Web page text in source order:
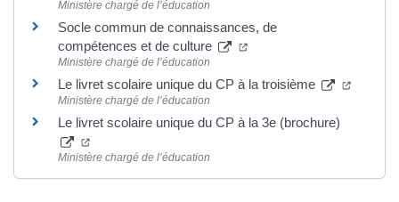
Ministère chargé de l’éducation
Socle commun de connaissances, de
compétences et de culture
Ministère chargé de l’éducation
Le livret scolaire unique du CP à la troisième
Ministère chargé de l’éducation
Le livret scolaire unique du CP à la 3e (brochure)
Ministère chargé de l’éducation